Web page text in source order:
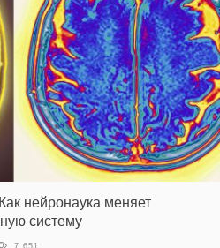
нейронаука меняет
систему
7 651